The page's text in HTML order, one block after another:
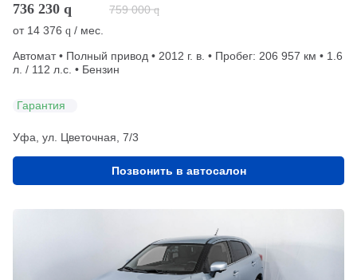
736 230 q 759 000 q
от 14 376 q / мес.
Автомат • Полный привод • 2012 г. в. • Пробег: 206 957 км • 1.6
л. / 112 л.с. • Бензин
Гарантия
Уфа, ул. Цветочная, 7/3
Позвонить в автосалон